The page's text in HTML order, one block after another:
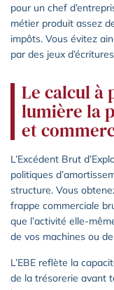
pour un chef
métier produit assez
impôts. Vous évitez
par des jeux
Le calcul à
lumière la
et
L’Excédent Brut
politiques
structure. Vous
frappe commerciale
que l’activité elle-
de vos machines ou
L’EBE reflète la
de la trésorerie avant